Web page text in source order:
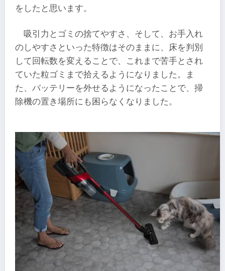
をしたと思います。
吸引力とゴミの捨てやすさ、そして、お手入れ
のしやすさといった特徴はそのままに、床を判別
して回転数を変えることで、これまで苦手とされ
ていた粒ゴミまで拾えるようになりました。ま
た、バッテリーを外せるようになったことで、掃
除機の置き場所にも困らなくなりました。